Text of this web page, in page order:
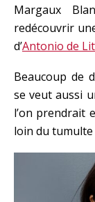
Margaux
redécouvrir
d’Antonio de
Beaucoup de
se veut aussi
l’on prendrait
loin du